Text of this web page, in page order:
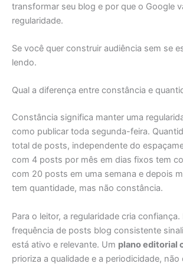
transformar seu blog e por que o Google
regularidade.
Se você quer construir audiência sem se
lendo.
Qual a diferença entre constância e
Constância significa manter uma
como publicar toda segunda-feira.
total de posts, independente do
com 4 posts por mês em dias fixos tem
com 20 posts em uma semana e depois
tem quantidade, mas não constância.
Para o leitor, a regularidade cria confiança.
frequência de posts blog consistente
está ativo e relevante. Um plano editorial
prioriza a qualidade e a periodicidade, não